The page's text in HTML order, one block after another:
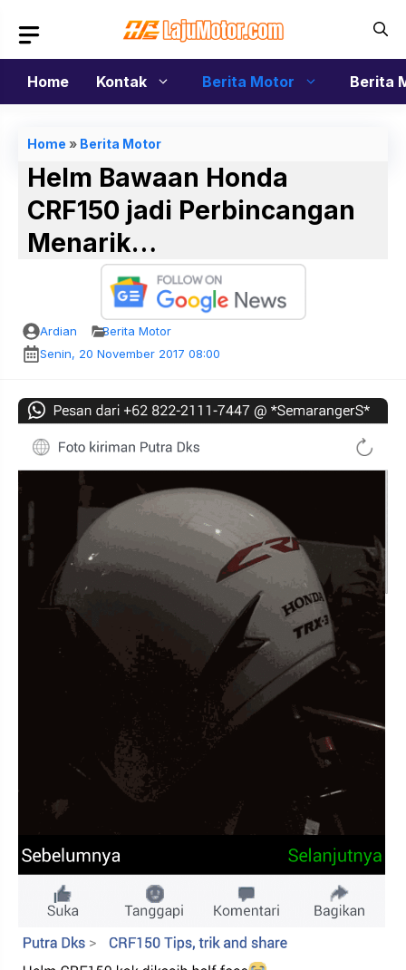
isi
Home
Kontak Berita Motor Berita
Home » Berita Motor
Helm Bawaan Honda
CRF150 jadi Perbincangan
Menarik…
Ardian
Berita Motor
Senin, 20 November 2017 08:00